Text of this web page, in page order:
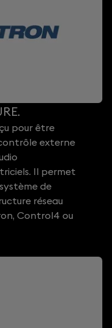
pour être
externe
Il permet
de
réseau
Control4 ou